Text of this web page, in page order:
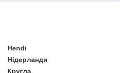
Hendi
Нідерланди
Кругла